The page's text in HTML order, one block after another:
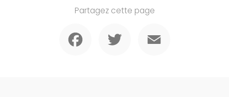
Partagez cette page